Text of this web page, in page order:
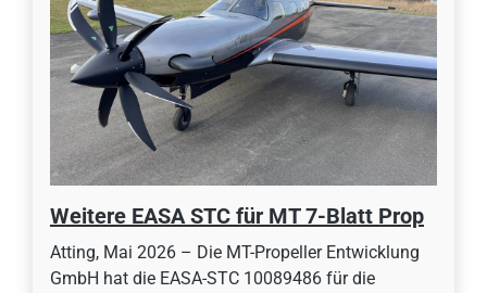
Weitere EASA STC für MT 7-Blatt Prop
Atting, Mai 2026 – Die MT-Propeller Entwicklung
GmbH hat die EASA-STC 10089486 für die